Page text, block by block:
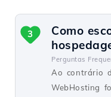
Como
Perguntas
Ao contrário
WebHosting
3